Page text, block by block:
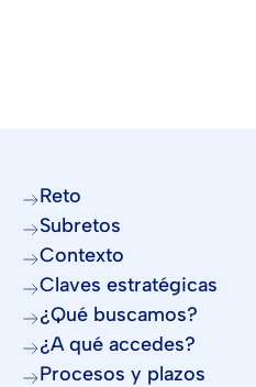
Reto
Subretos
Contexto
Claves estratégicas
¿Qué buscamos?
¿A qué accedes?
Procesos y plazos